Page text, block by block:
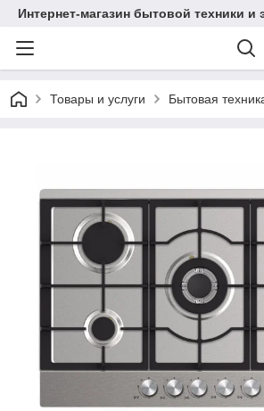
Интернет-магазин бытовой техники и
Товары и услуги Бытовая